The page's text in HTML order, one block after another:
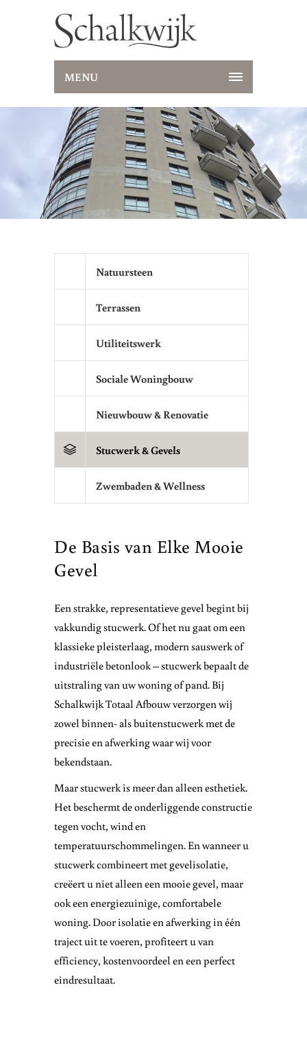
MENU
Natuursteen
Terrassen
Utiliteitswerk
Sociale Woningbouw
Nieuwbouw & Renovatie
Stucwerk & Gevels
Zwembaden & Wellness
De Basis van Elke Mooie
Gevel
Een strakke, representatieve gevel begint bij
vakkundig stucwerk. Of het nu gaat om een
klassieke pleisterlaag, modern sauswerk of
industriële betonlook – stucwerk bepaalt de
uitstraling van uw woning of pand. Bij
Schalkwijk Totaal Afbouw verzorgen wij
zowel binnen- als buitenstucwerk met de
precisie en afwerking waar wij voor
bekendstaan.
Maar stucwerk is meer dan alleen esthetiek.
Het beschermt de onderliggende constructie
tegen vocht, wind en
temperatuurschommelingen. En wanneer u
stucwerk combineert met gevelisolatie,
creëert u niet alleen een mooie gevel, maar
ook een energiezuinige, comfortabele
woning. Door isolatie en afwerking in één
traject uit te voeren, profiteert u van
efficiency, kostenvoordeel en een perfect
eindresultaat.